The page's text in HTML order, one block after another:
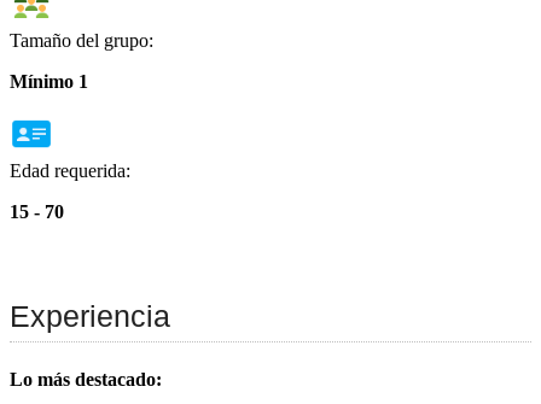
Tamaño del grupo:
Mínimo 1
Edad requerida:
15 - 70
Experiencia
Lo más destacado: